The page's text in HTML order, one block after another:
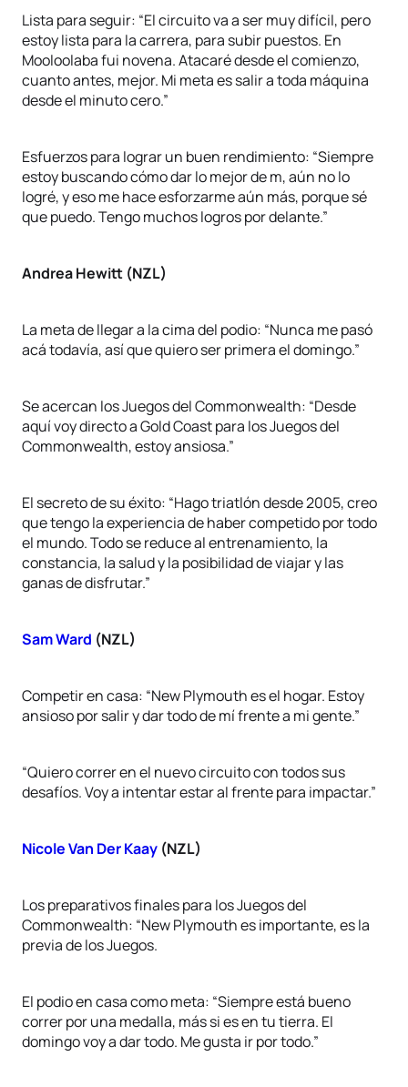
Lista para seguir: “El circuito va a ser muy difícil, pero
estoy lista para la carrera, para subir puestos. En
Mooloolaba fui novena. Atacaré desde el comienzo,
cuanto antes, mejor. Mi meta es salir a toda máquina
desde el minuto cero.”
Esfuerzos para lograr un buen rendimiento: “Siempre
estoy buscando cómo dar lo mejor de m, aún no lo
logré, y eso me hace esforzarme aún más, porque sé
que puedo. Tengo muchos logros por delante.”
Andrea Hewitt (NZL)
La meta de llegar a la cima del podio: “Nunca me pasó
acá todavía, así que quiero ser primera el domingo.”
Se acercan los Juegos del Commonwealth: “Desde
aquí voy directo a Gold Coast para los Juegos del
Commonwealth, estoy ansiosa.”
El secreto de su éxito: “Hago triatlón desde 2005, creo
que tengo la experiencia de haber competido por todo
el mundo. Todo se reduce al entrenamiento, la
constancia, la salud y la posibilidad de viajar y las
ganas de disfrutar.”
Sam Ward (NZL)
Competir en casa: “New Plymouth es el hogar. Estoy
ansioso por salir y dar todo de mí frente a mi gente.”
“Quiero correr en el nuevo circuito con todos sus
desafíos. Voy a intentar estar al frente para impactar.”
Nicole Van Der Kaay (NZL)
Los preparativos finales para los Juegos del
Commonwealth: “New Plymouth es importante, es la
previa de los Juegos.
El podio en casa como meta: “Siempre está bueno
correr por una medalla, más si es en tu tierra. El
domingo voy a dar todo. Me gusta ir por todo.”